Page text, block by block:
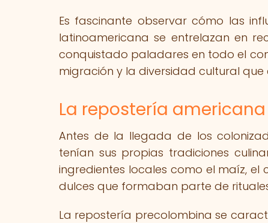
Es fascinante observar cómo las
latinoamericana se entrelazan en
conquistado paladares en todo el
migración y la diversidad cultural que
La repostería
Antes de la llegada de los
tenían sus propias tradiciones
ingredientes locales como el maíz,
dulces que formaban parte de
La repostería precolombina se